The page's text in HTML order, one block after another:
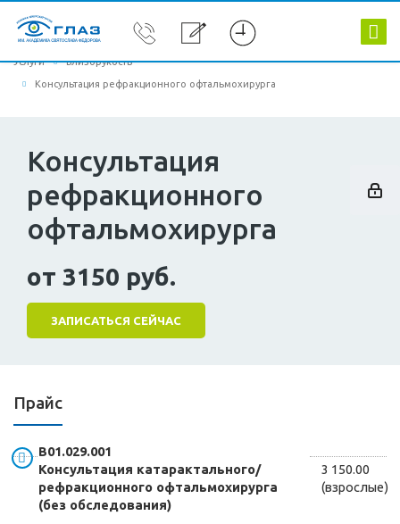
Услуги Близорукость
Консультация рефракционного офтальмохирурга
Консультация
рефракционного
офтальмохирурга
от 3150 руб.
ЗАПИСАТЬСЯ СЕЙЧАС
Прайс
В01.029.001
Консультация катарактального/
рефракционного офтальмохирурга
(без обследования)
3 150.00
(взрослые)